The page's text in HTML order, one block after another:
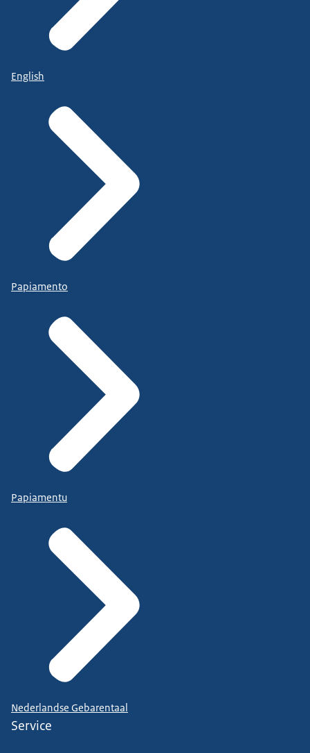
English
Papiamento
Papiamentu
Nederlandse Gebarentaal
Service